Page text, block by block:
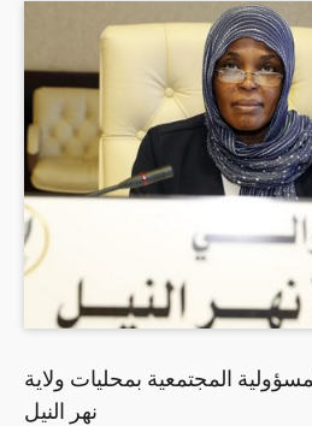
المجتمعية بمحليات ولاية
نهر النيل